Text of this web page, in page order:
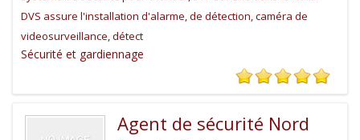
DVS assure l'installation d'alarme, de détection, caméra de
videosurveillance, détect
Sécurité et gardiennage
Agent de sécurité Nord